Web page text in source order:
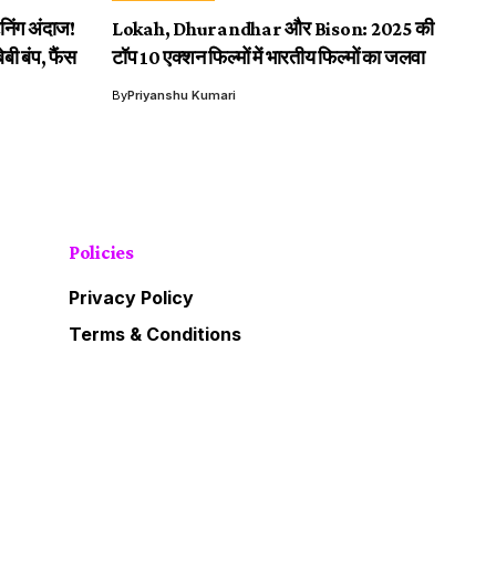
अंदाज!
बंप, फैंस
Lokah, Dhurandhar और Bison: 2025 की
टॉप 10 एक्शन फिल्मों में भारतीय फिल्मों का जलवा
ByPriyanshu Kumari
Policies
Privacy Policy
Terms & Conditions